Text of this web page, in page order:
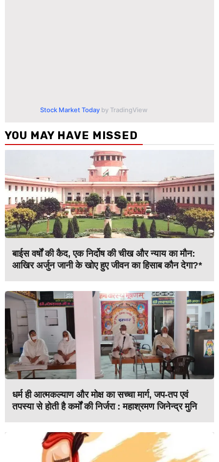
Stock Market Today by TradingView
YOU MAY HAVE MISSED
बाईस वर्षों की कैद, एक निर्दोष की चीख और न्याय का मौन:
आखिर अर्जुन जानी के खोए हुए जीवन का हिसाब कौन देगा?*
धर्म ही आत्मकल्याण और मोक्ष का सच्चा मार्ग, जप-तप एवं
तपस्या से होती है कर्मों की निर्जरा : महाश्रमण जिनेन्द्र मुनि